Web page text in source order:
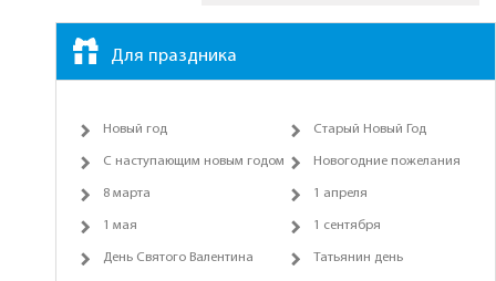
Для праздника
Новый год Старый Новый Год
С наступающим новым годом Новогодние пожелания
8 марта 1 апреля
1 мая 1 сентября
День Святого Валентина Татьянин день